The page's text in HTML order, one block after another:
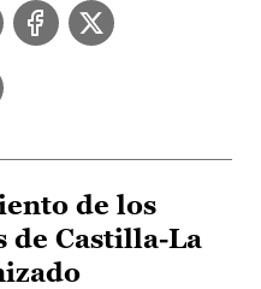
de los
de Castilla-La